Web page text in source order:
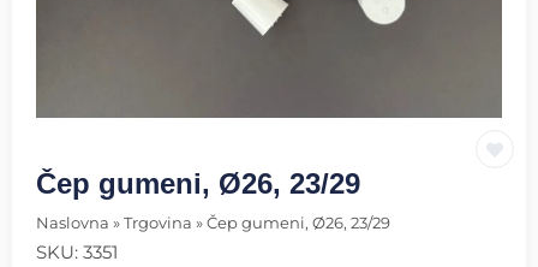
Čep gumeni, Ø26, 23/29
Naslovna » Trgovina » Čep gumeni, Ø26, 23/29
SKU: 3351